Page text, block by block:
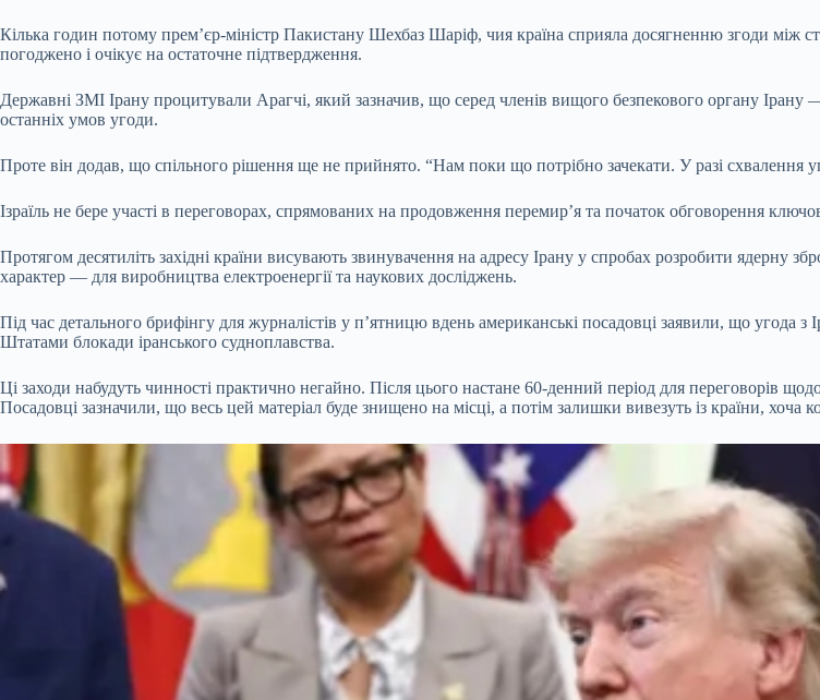
Кілька годин потому прем’єр-міністр Пакистану Шехбаз Шаріф, чия країна сприяла досягненню згоди
погоджено і очікує на остаточне підтвердження.
Державні ЗМІ Ірану процитували Арагчі, який зазначив, що серед членів вищого безпекового органу
останніх умов угоди.
Проте він додав, що спільного рішення ще не прийнято. “Нам поки що потрібно зачекати. У разі схвалення
Ізраїль не бере участі в переговорах, спрямованих на продовження перемир’я та початок обговорення
Протягом десятиліть західні країни висувають звинувачення на адресу Ірану у спробах розробити
характер — для виробництва електроенергії та наукових досліджень.
Під час детального брифінгу для журналістів у п’ятницю вдень американські посадовці заявили, що
Штатами блокади іранського судноплавства.
Ці заходи набудуть чинності практично негайно. Після цього настане 60-денний період для переговорів
Посадовці зазначили, що весь цей матеріал буде знищено на місці, а потім залишки вивезуть із країни,